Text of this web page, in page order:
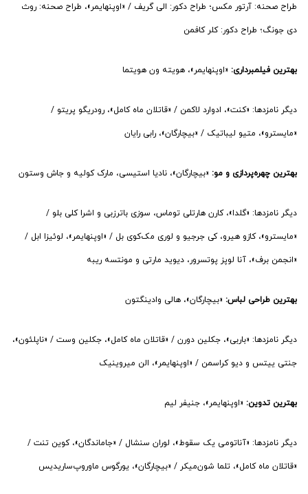
طراح صحنه: آرتور مکس؛ طراح دکور: الی گریف / «اوپنهایمر»، طراح صحنه: روث
دی جونگ؛ طراح دکور: کلر کافمن
بهترین فیلمبرداری: «اوپنهایمر»، هویته ون هویتما
دیگر نامزدها: «کنت»، ادوارد لاکمن / «قاتلان ماه کامل»، رودریگو پریتو /
«مایسترو»، متیو لیباتیک / «بیچارگان»، رابی رایان
بهترین چهره‌پردازی و مو: «بیچارگان»، نادیا استیسی، مارک کولیه و جاش وستون
دیگر نامزدها: «گلدا»، کارن هارتلی توماس، سوزی باترزبی و اشرا کلی بلو /
«مایسترو»، کازو هیرو، کی جرجیو و لوری مک‌کوی بل / «اوپنهایمر»، لوئیزا ابل /
«انجمن برف»، آنا لوپز پوتسرور، دیوید مارتی و مونتسه ریبه
بهترین طراحی لباس: «بیچارگان»، هالی وادینگتون
دیگر نامزدها: «باربی»، جکلین دورن / «قاتلان ماه کامل»، جکلین وست / «ناپلئون»،
جنتی ییتس و دیو کراسمن / «اوپنهایمر»، الن میروینیک
بهترین تدوین: «اوپنهایمر»، جنیفر لیم
دیگر نامزدها: «آناتومی یک سقوط»، لوران سنشال / «جاماندگان»، کوین تنت /
«قاتلان ماه کامل»، تلما شون‌میکر / «بیچارگان»، یورگوس ماوروپ‌ساریدیس